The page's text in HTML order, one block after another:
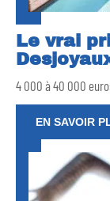
Le vrai
4 000 à 40 000
EN SAVOIR